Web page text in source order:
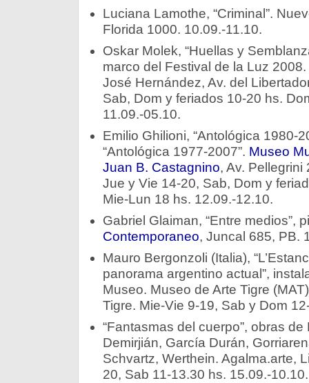
Luciana Lamothe, “Criminal”.
Florida 1000. 10.09.-11.10.
Oskar Molek, “Huellas y
marco del Festival de la Luz
José Hernández, Av. del
Sab, Dom y feriados 10-20 hs.
11.09.-05.10.
Emilio Ghilioni, “Antológica 1980-
“Antológica 1977-2007”. Museo
Juan B. Castagnino, Av. Pellegrini
Jue y Vie 14-20, Sab, Dom y
Mie-Lun 18 hs. 12.09.-12.10.
Gabriel Glaiman, “Entre medios”,
Contemporaneo, Juncal 685, PB.
Mauro Bergonzoli (Italia),
panorama argentino actual”,
Museo. Museo de Arte Tigre
Tigre. Mie-Vie 9-19, Sab y Dom
“Fantasmas del cuerpo”, obras
Demirjián, García Durán,
Schvartz, Werthein. Agalma.arte,
20, Sab 11-13.30 hs. 15.09.-10.10.